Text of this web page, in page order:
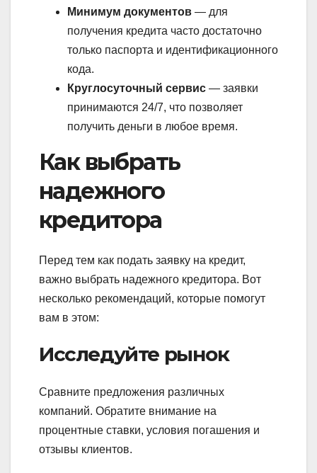
Минимум документов — для
получения кредита часто достаточно
только паспорта и идентификационного
кода.
Круглосуточный сервис — заявки
принимаются 24/7, что позволяет
получить деньги в любое время.
Как выбрать
надежного
кредитора
Перед тем как подать заявку на кредит,
важно выбрать надежного кредитора. Вот
несколько рекомендаций, которые помогут
вам в этом:
Исследуйте рынок
Сравните предложения различных
компаний. Обратите внимание на
процентные ставки, условия погашения и
отзывы клиентов.